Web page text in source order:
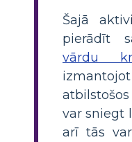
Šajā
pierādīt
vārdu
var sniegt
arī tās